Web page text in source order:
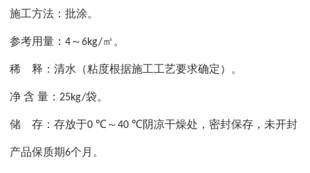
施工方法：批涂。
参考用量： 4～6kg/㎡。
稀 释：清水（粘度根据施工工艺要求确定）。
净 含 量： 25kg/袋。
储 存：存放于0 ℃ ～40 ℃阴凉干燥处，密封保存，未开封
产品保质期6个月。